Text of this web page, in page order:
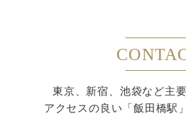
東京、新宿、池袋など主
アクセスの良い「飯田橋駅